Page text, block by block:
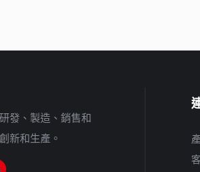
發、製造、銷售和
新和生產。